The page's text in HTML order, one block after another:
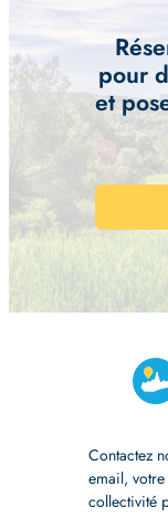
pour
et
Contactez
email,
collectivité